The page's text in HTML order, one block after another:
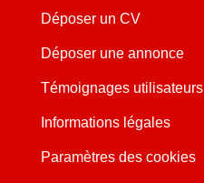
Déposer un CV
Déposer une annonce
Témoignages utilisateurs
Informations légales
Paramètres des cookies